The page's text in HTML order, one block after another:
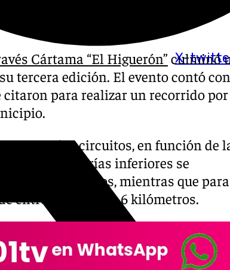
X-
Cártama “El Higuerón” culminó
tercera edición. El evento contó con
citaron para realizar un recorrido por
por varios circuitos, en función de
las categorías inferiores se
y 2.000 metros, mientras que para
entre los 4,5 y los 6 kilómetros.